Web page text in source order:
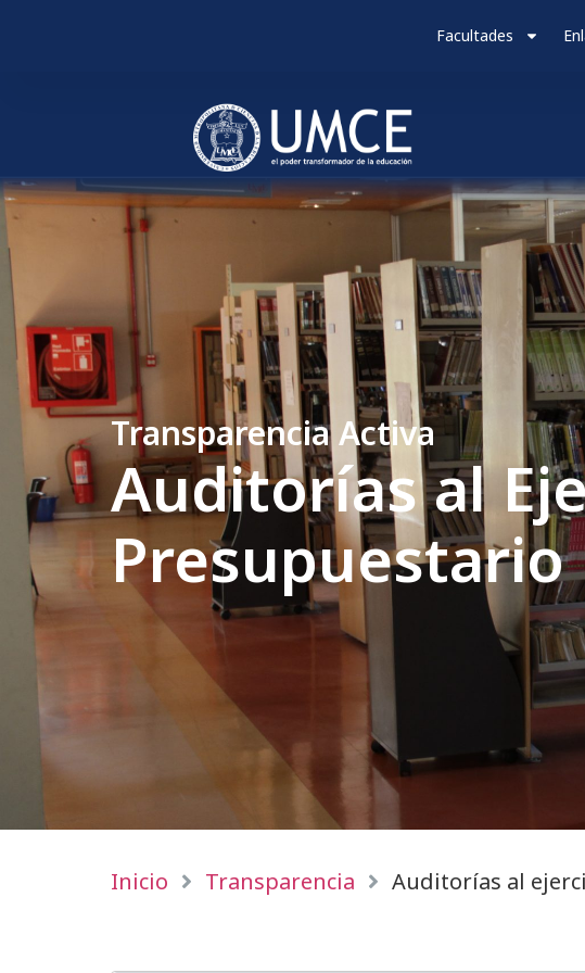
Facultades
Transparencia Activa
Auditorías al
Presupuestario
Inicio Transparencia Auditorías al